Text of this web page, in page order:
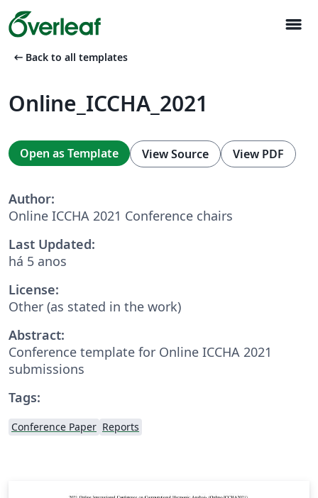
menu
arrow_left_alt Back to all templates
Online_ICCHA_2021
Open as Template View Source View PDF
Author:
Online ICCHA 2021 Conference chairs
Last Updated:
há 5 anos
License:
Other (as stated in the work)
Abstract:
Conference template for Online ICCHA 2021
submissions
Tags:
Conference Paper Reports